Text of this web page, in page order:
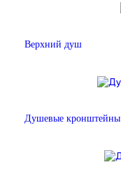
Верхний душ
Душевые кронштейны